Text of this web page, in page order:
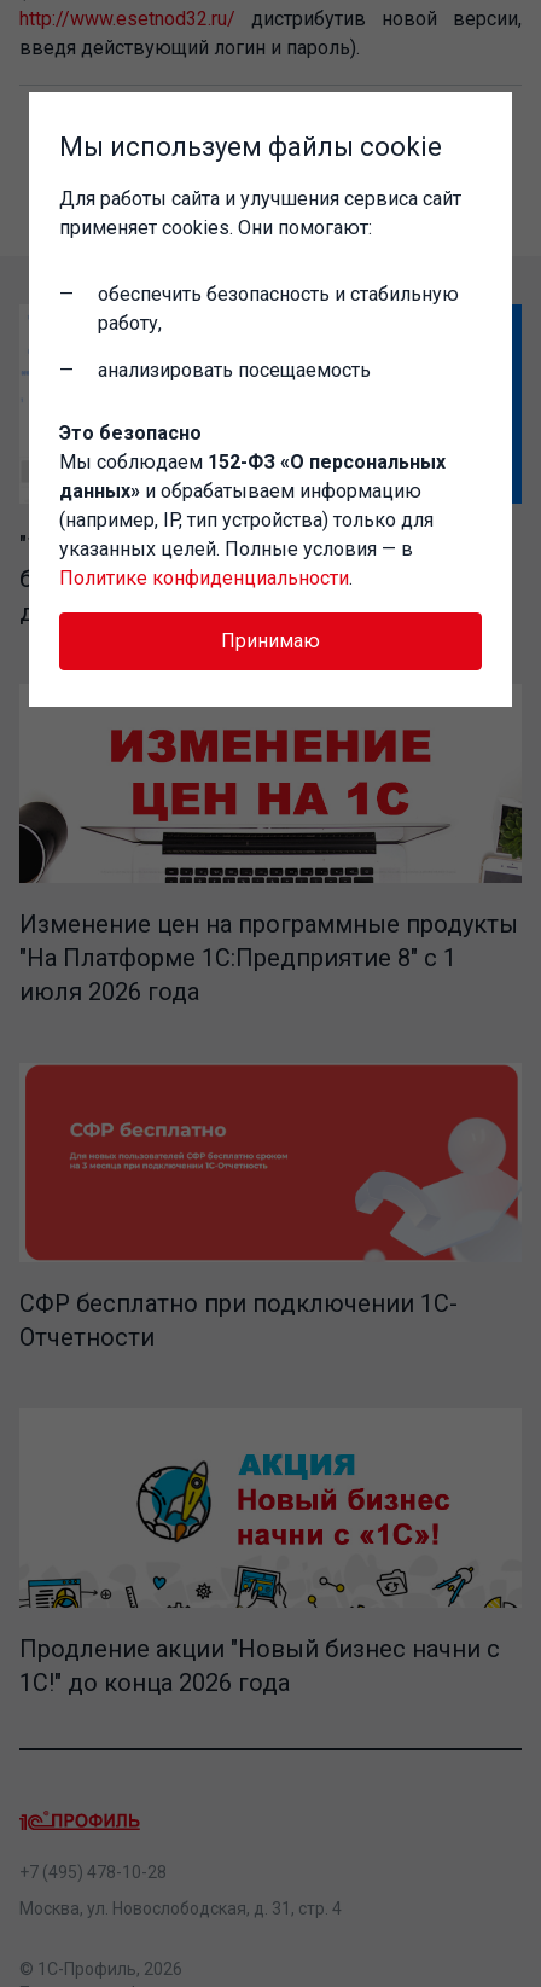
http://www.esetnod32.ru/ дистрибутив новой версии,
введя действующий логин и пароль).
"1C-Администратор" – выгодный доступ к
базе разработок сообщества Инфостарт
для IT-специалистов
Изменение цен на программные продукты
"На Платформе 1С:Предприятие 8" с 1
июля 2026 года
СФР бесплатно при подключении 1С-
Отчетности
Продление акции "Новый бизнес начни с
1С!" до конца 2026 года
+7 (495) 478-10-28
Москва, ул. Новослободская, д. 31, стр. 4
© 1С-Профиль, 2026
Мы используем файлы cookie
Для работы сайта и улучшения сервиса сайт
применяет cookies. Они помогают:
обеспечить безопасность и стабильную
работу,
анализировать посещаемость
Это безопасно
Мы соблюдаем 152-ФЗ «О персональных
данных» и обрабатываем информацию
(например, IP, тип устройства) только для
указанных целей. Полные условия — в
Политике конфиденциальности.
Принимаю